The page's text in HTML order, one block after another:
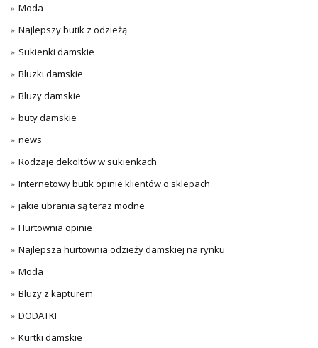
Moda
Najlepszy butik z odzieżą
Sukienki damskie
Bluzki damskie
Bluzy damskie
buty damskie
news
Rodzaje dekoltów w sukienkach
Internetowy butik opinie klientów o sklepach
jakie ubrania są teraz modne
Hurtownia opinie
Najlepsza hurtownia odzieży damskiej na rynku
Moda
Bluzy z kapturem
DODATKI
Kurtki damskie